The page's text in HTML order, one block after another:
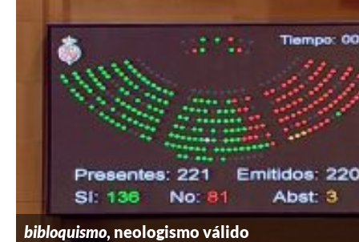
bibloquismo, neologismo válido